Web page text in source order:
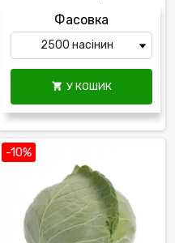
Фасовка
 У КОШИК
-10%